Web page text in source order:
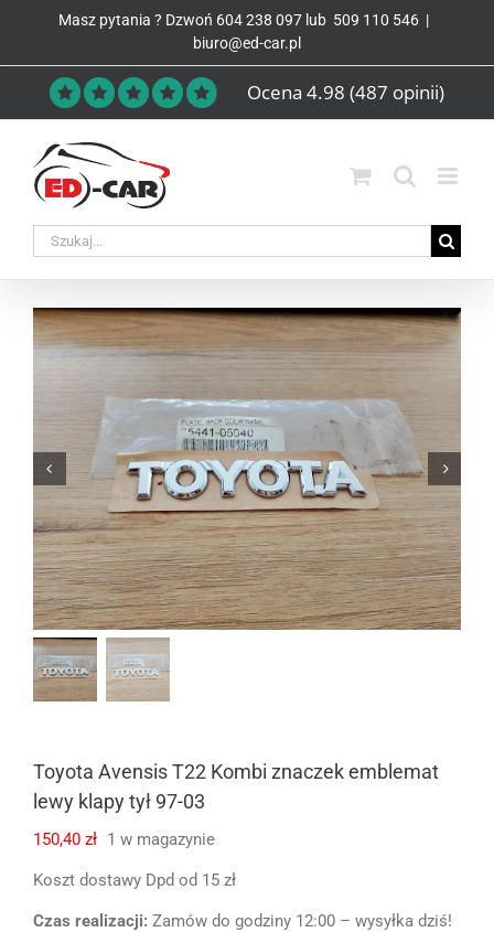
Masz pytania ? Dzwoń 604 238 097 lub 509 110 546 |
biuro@ed-car.pl
Ocena 4.98 (487 opinii)
Toyota Avensis T22 Kombi znaczek emblemat
lewy klapy tył 97-03
150,40 zł 1 w magazynie
Koszt dostawy Dpd od 15 zł
Czas realizacji: Zamów do godziny 12:00 – wysyłka dziś!